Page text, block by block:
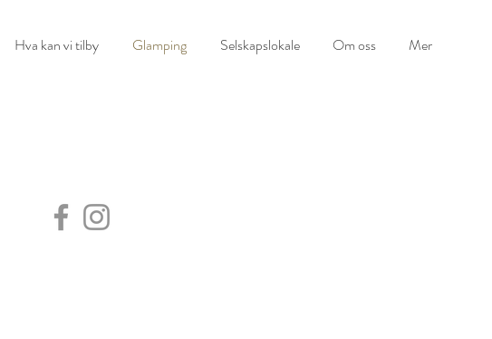
Hva kan vi tilby Glamping Selskapslokale Om oss Mer